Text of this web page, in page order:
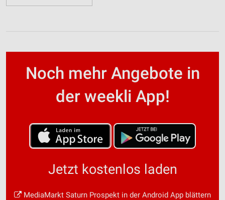
Noch mehr Angebote in
der weekli App!
Jetzt kostenlos laden
MediaMarkt Saturn Prospekt in der Android App blättern